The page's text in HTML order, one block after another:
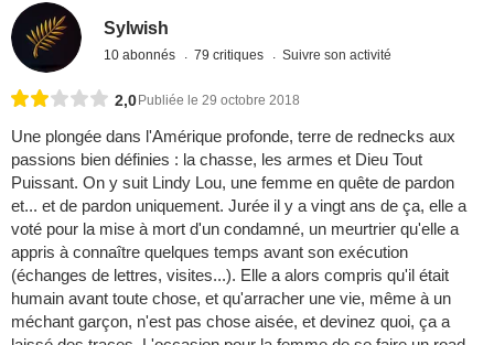
Sylwish
10 abonnés 79 critiques Suivre son activité
2,0 Publiée le 29 octobre 2018
Une plongée dans l'Amérique profonde, terre de rednecks aux
passions bien définies : la chasse, les armes et Dieu Tout
Puissant. On y suit Lindy Lou, une femme en quête de pardon
et... et de pardon uniquement. Jurée il y a vingt ans de ça, elle a
voté pour la mise à mort d'un condamné, un meurtrier qu'elle a
appris à connaître quelques temps avant son exécution
(échanges de lettres, visites...). Elle a alors compris qu'il était
humain avant toute chose, et qu'arracher une vie, même à un
méchant garçon, n'est pas chose aisée, et devinez quoi, ça a